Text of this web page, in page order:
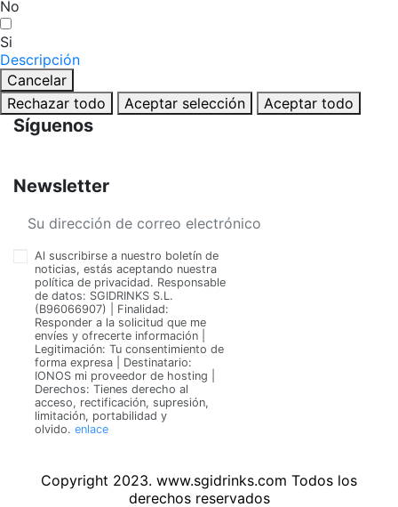
No
Si
Descripción
Cancelar
Rechazar todo
Aceptar selección Aceptar todo
Síguenos
Newsletter
Al suscribirse a nuestro boletín de
noticias, estás aceptando nuestra
política de privacidad. Responsable
de datos: SGIDRINKS S.L.
(B96066907) | Finalidad:
Responder a la solicitud que me
envíes y ofrecerte información |
Legitimación: Tu consentimiento de
forma expresa | Destinatario:
IONOS mi proveedor de hosting |
Derechos: Tienes derecho al
acceso, rectificación, supresión,
limitación, portabilidad y
olvido. enlace
Copyright 2023. www.sgidrinks.com Todos los
derechos reservados